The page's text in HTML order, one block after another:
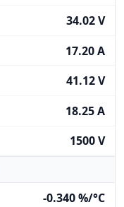
34.02 V
17.20 A
41.12 V
18.25 A
1500 V
-0.340 %/°C